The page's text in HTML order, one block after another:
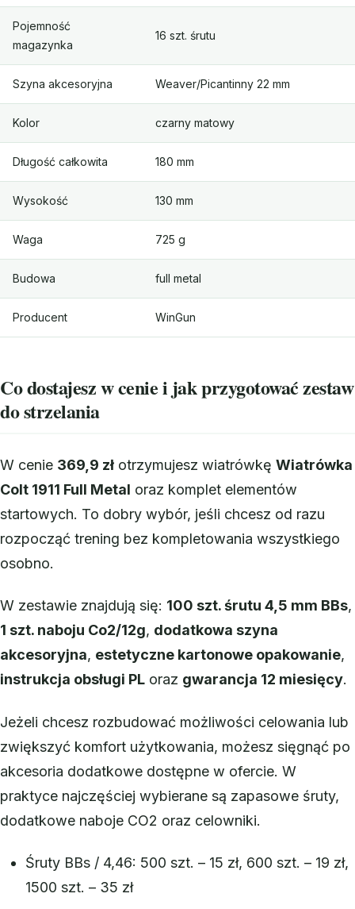
Pojemność
magazynka
16 szt. śrutu
Szyna akcesoryjna Weaver/Picantinny 22 mm
Kolor czarny matowy
Długość całkowita 180 mm
Wysokość 130 mm
Waga 725 g
Budowa full metal
Producent WinGun
Co dostajesz w cenie i jak przygotować zestaw
do strzelania
W cenie 369,9 zł otrzymujesz wiatrówkę Wiatrówka
Colt 1911 Full Metal oraz komplet elementów
startowych. To dobry wybór, jeśli chcesz od razu
rozpocząć trening bez kompletowania wszystkiego
osobno.
W zestawie znajdują się: 100 szt. śrutu 4,5 mm BBs,
1 szt. naboju Co2/12g, dodatkowa szyna
akcesoryjna, estetyczne kartonowe opakowanie,
instrukcja obsługi PL oraz gwarancja 12 miesięcy.
Jeżeli chcesz rozbudować możliwości celowania lub
zwiększyć komfort użytkowania, możesz sięgnąć po
akcesoria dodatkowe dostępne w ofercie. W
praktyce najczęściej wybierane są zapasowe śruty,
dodatkowe naboje CO2 oraz celowniki.
Śruty BBs / 4,46: 500 szt. – 15 zł, 600 szt. – 19 zł,
1500 szt. – 35 zł